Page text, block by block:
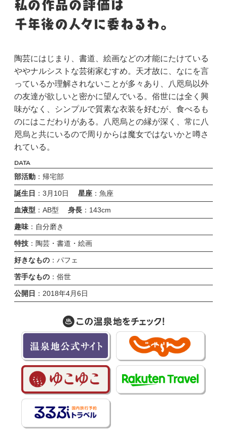
陶芸にはじまり、書道、絵画などの才能にたけている
ややナルシストな芸術家むすめ。天才故に、なにを言
っているか理解されないことが多々あり、八咫烏以外
の友達が欲しいと密かに望んでいる。俗世には全く興
味がなく、シンプルで質素な衣装を好むが、食べるも
のにはこだわりがある。八咫烏との縁が深く、常に八
咫烏と共にいるので周りからは魔女ではないかと噂さ
れている。
DATA
部活動 ：帰宅部
誕生日 ：3月10日 星座 ：魚座
血液型 ：AB型 身長 ：143cm
趣味 ：自分磨き
特技 ：陶芸・書道・絵画
好きなもの ：パフェ
苦手なもの ：俗世
公開日 ：2018年4月6日